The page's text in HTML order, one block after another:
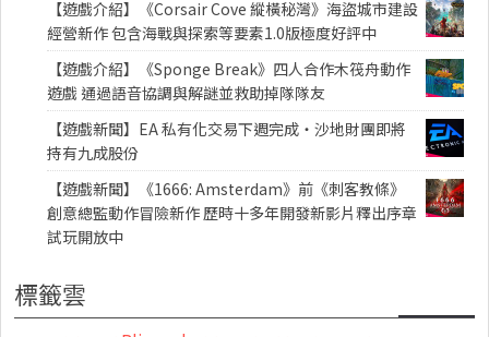
【遊戲介紹】《Corsair Cove 縱橫秘灣》海盜城市建設
經營新作 包含海戰與探索等要素1.0版極度好評中
【遊戲介紹】《Sponge Break》四人合作木筏舟動作
遊戲 通過語音協調與解謎並救助掉隊隊友
【遊戲新聞】EA 私有化交易下週完成・沙地財團即將
持有九成股份
【遊戲新聞】《1666: Amsterdam》前《刺客教條》
創意總監動作冒險新作 歷時十多年開發新影片釋出序章
試玩開放中
標籤雲